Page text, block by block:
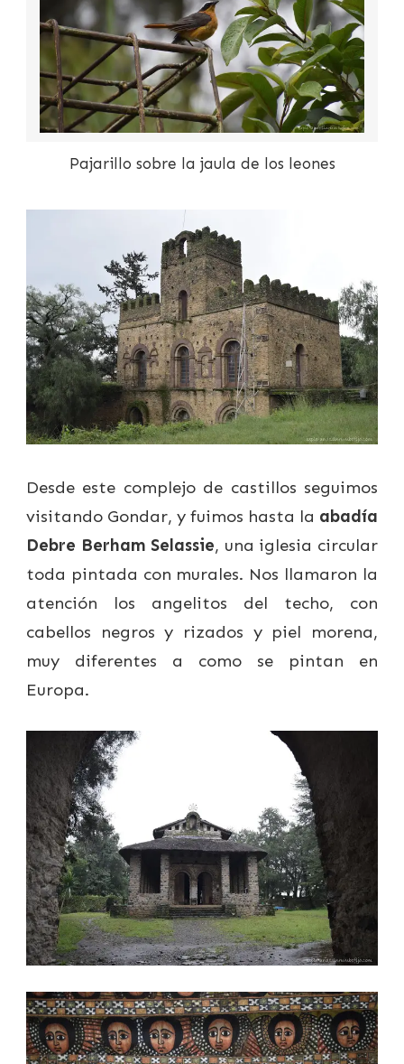
Pajarillo sobre la jaula de los leones
Desde este complejo de castillos seguimos
visitando Gondar, y fuimos hasta la abadía
Debre Berham Selassie, una iglesia circular
toda pintada con murales. Nos llamaron la
atención los angelitos del techo, con
cabellos negros y rizados y piel morena,
muy diferentes a como se pintan en
Europa.